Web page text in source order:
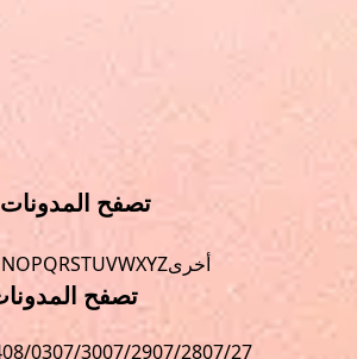
تصفح
NOPQRSTUVWXYZأخرى
تصفح
08/0307/3007/2907/2807/27